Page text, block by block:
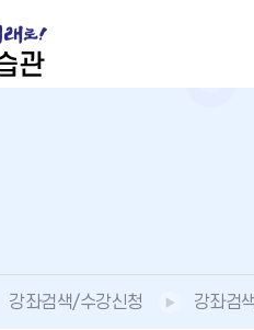
강좌검색/수강신청 강좌검